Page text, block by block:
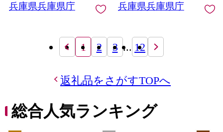
兵庫県兵庫県庁
兵庫県兵庫県庁
1 2 3 ... 12
返礼品をさがすTOPへ
総合人気ランキング